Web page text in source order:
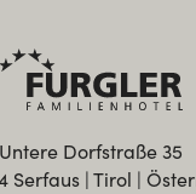
Untere Dorfstraße 35
Serfaus | Tirol |